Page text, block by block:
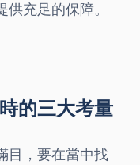
充足的保障。
的三大考量
目，要在當中找